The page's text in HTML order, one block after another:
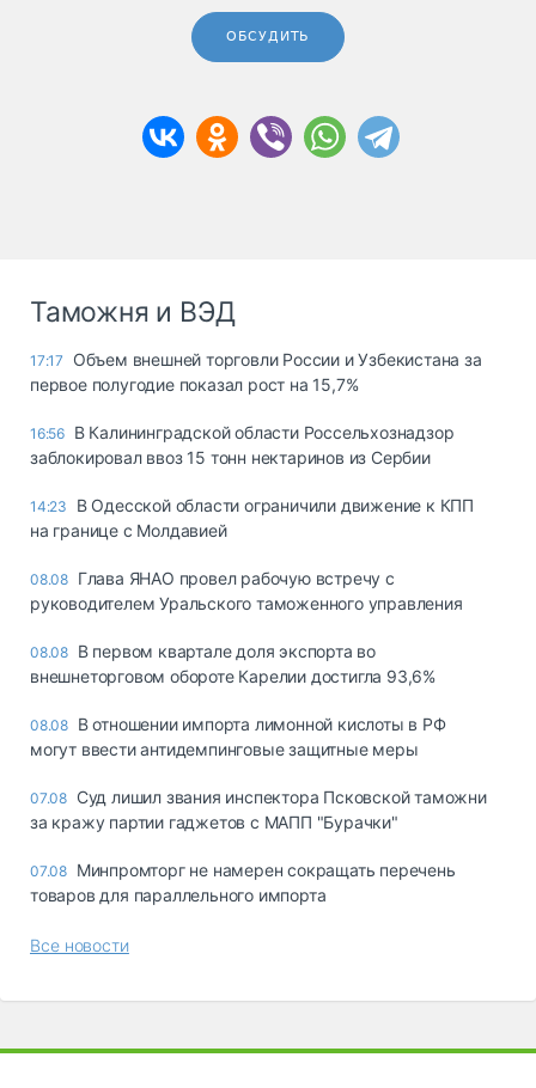
ОБСУДИТЬ
Таможня и ВЭД
17:17
Объем внешней торговли России и Узбекистана за
первое полугодие показал рост на 15,7%
16:56 В Калининградской области Россельхознадзор
заблокировал ввоз 15 тонн нектаринов из Сербии
14:23
В Одесской области ограничили движение к КПП
на границе с Молдавией
08.08 Глава ЯНАО провел рабочую встречу с
руководителем Уральского таможенного управления
08.08 В первом квартале доля экспорта во
внешнеторговом обороте Карелии достигла 93,6%
08.08 В отношении импорта лимонной кислоты в РФ
могут ввести антидемпинговые защитные меры
07.08 Суд лишил звания инспектора Псковской таможни
за кражу партии гаджетов с МАПП "Бурачки"
07.08 Минпромторг не намерен сокращать перечень
товаров для параллельного импорта
Все новости